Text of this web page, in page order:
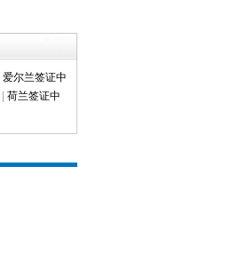
爱尔兰签证中
| 荷兰签证中